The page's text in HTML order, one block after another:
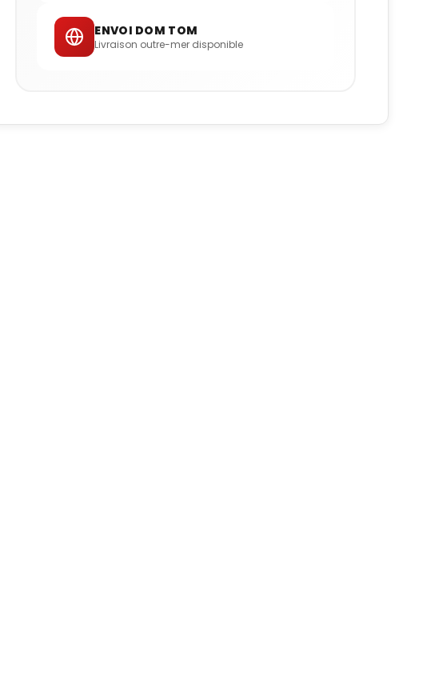
ENVOI DOM TOM
Livraison outre-mer disponible